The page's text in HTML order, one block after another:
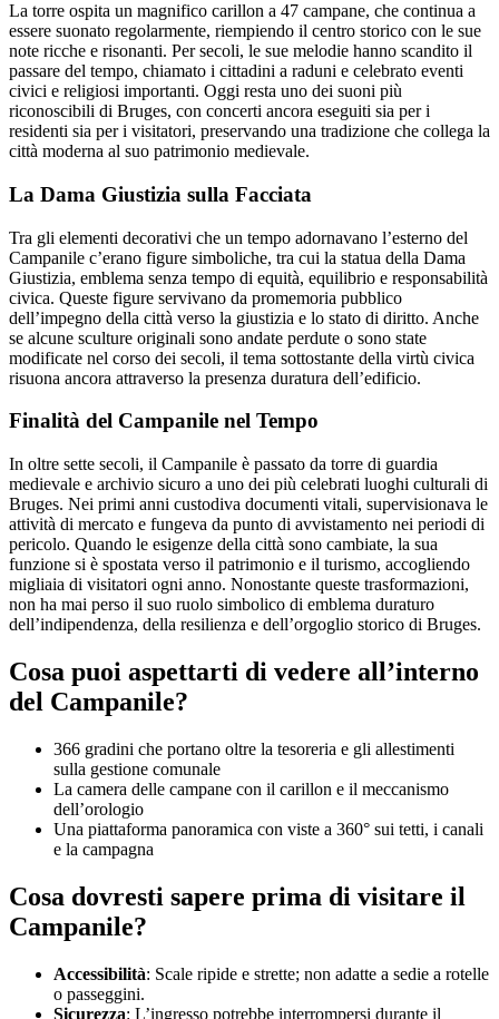
La torre ospita un magnifico carillon a 47 campane, che continua a
essere suonato regolarmente, riempiendo il centro storico con le sue
note ricche e risonanti. Per secoli, le sue melodie hanno scandito il
passare del tempo, chiamato i cittadini a raduni e celebrato eventi
civici e religiosi importanti. Oggi resta uno dei suoni più
riconoscibili di Bruges, con concerti ancora eseguiti sia per i
residenti sia per i visitatori, preservando una tradizione che collega la
città moderna al suo patrimonio medievale.
La Dama Giustizia sulla Facciata
Tra gli elementi decorativi che un tempo adornavano l’esterno del
Campanile c’erano figure simboliche, tra cui la statua della Dama
Giustizia, emblema senza tempo di equità, equilibrio e responsabilità
civica. Queste figure servivano da promemoria pubblico
dell’impegno della città verso la giustizia e lo stato di diritto. Anche
se alcune sculture originali sono andate perdute o sono state
modificate nel corso dei secoli, il tema sottostante della virtù civica
risuona ancora attraverso la presenza duratura dell’edificio.
Finalità del Campanile nel Tempo
In oltre sette secoli, il Campanile è passato da torre di guardia
medievale e archivio sicuro a uno dei più celebrati luoghi culturali di
Bruges. Nei primi anni custodiva documenti vitali, supervisionava le
attività di mercato e fungeva da punto di avvistamento nei periodi di
pericolo. Quando le esigenze della città sono cambiate, la sua
funzione si è spostata verso il patrimonio e il turismo, accogliendo
migliaia di visitatori ogni anno. Nonostante queste trasformazioni,
non ha mai perso il suo ruolo simbolico di emblema duraturo
dell’indipendenza, della resilienza e dell’orgoglio storico di Bruges.
Cosa puoi aspettarti di vedere all’interno
del Campanile?
366 gradini che portano oltre la tesoreria e gli allestimenti
sulla gestione comunale
La camera delle campane con il carillon e il meccanismo
dell’orologio
Una piattaforma panoramica con viste a 360° sui tetti, i canali
e la campagna
Cosa dovresti sapere prima di visitare il
Campanile?
Accessibilità: Scale ripide e strette; non adatte a sedie a rotelle
o passeggini.
Sicurezza: L’ingresso potrebbe interrompersi durante il